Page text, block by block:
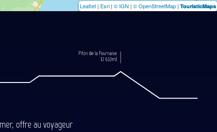
Leaflet | Esri | © IGN | © OpenStreetMap | TouristicMaps
offre au voyageur